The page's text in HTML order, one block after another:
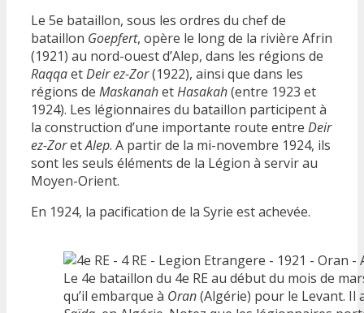
Le 5e bataillon, sous les ordres du chef de
bataillon Goepfert, opère le long de la rivière Afrin
(1921) au nord-ouest d’Alep, dans les régions de
RaqqaetDeir ez-Zor(1922), ainsi que dans les
régions de MaskanahetHasakah(entre 1923 et
1924). Les légionnaires du bataillon participent à
la construction d’une importante route entre Deir
ez-ZoretAlep. A partir de la mi-novembre 1924, ils
sont les seuls éléments de la Légion à servir au
Moyen-Orient.
En 1924, la pacification de la Syrie est achevée.
Le 4e bataillon du 4e RE au début du mois de
qu’il embarque à Oran(Algérie) pour le Levant. Il